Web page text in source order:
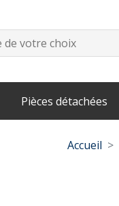
Pièces détachées
Accueil